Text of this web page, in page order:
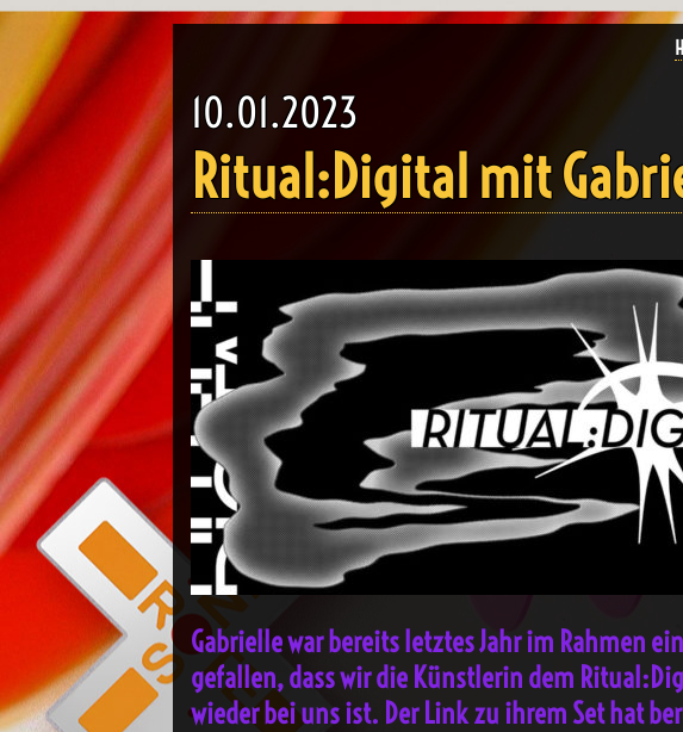
10.01.2023
Ritual:Digital mit
Gabrielle war bereits letztes Jahr im Rahmen
gefallen, dass wir die Künstlerin dem
wieder bei uns ist. Der Link zu ihrem Set hat